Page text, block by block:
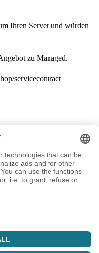
Ihren Server und würden
zu Managed.
servicecontract
Hosting, servers, support,
Jobs